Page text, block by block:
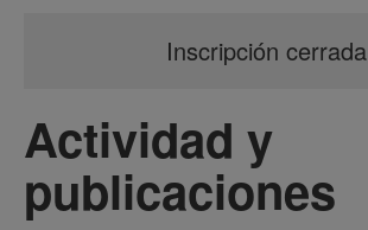
Inscripción cerrada
Actividad y
publicaciones